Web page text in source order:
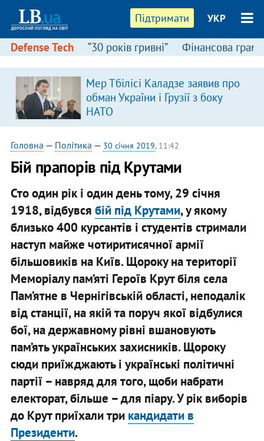
Підтримати УКР
Defense Tech “30 років гривні” Фінансова
Мер Тбілісі Каладзе заявив про
обман України і Грузії з боку
НАТО
Головна — Політика — 30 січня 2019, 11:42
Бій прапорів під Крутами
Сто один рік і один день тому, 29 січня
1918, відбувся бій під Крутами, у якому
близько 400 курсантів і студентів стримали
наступ майже чотиритисячної армії
більшовиків на Київ. Щороку на території
Меморіалу пам’яті Героїв Крут біля села
Пам’ятне в Чернігівській області, неподалік
від станції, на якій та поруч якої відбулися
бої, на державному рівні вшановують
пам’ять українських захисників. Щороку
сюди приїжджають і українські політичні
партії – навряд для того, щоби набрати
електорат, більше – для піару. У рік виборів
до Крут приїхали три кандидати в
Президенти.